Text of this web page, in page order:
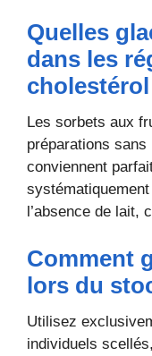
Quelles
dans les
Les sorbets aux
préparations
conviennent
l’absence de lait,
Comment
lors du
Utilisez
individuels